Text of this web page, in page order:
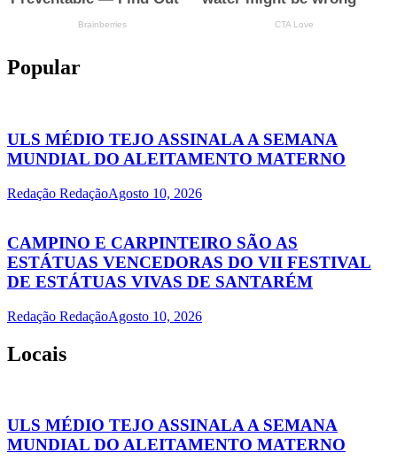
Popular
ULS MÉDIO TEJO ASSINALA A SEMANA
MUNDIAL DO ALEITAMENTO MATERNO
Redação RedaçãoAgosto 10, 2026
CAMPINO E CARPINTEIRO SÃO AS
ESTÁTUAS VENCEDORAS DO VII FESTIVAL
DE ESTÁTUAS VIVAS DE SANTARÉM
Redação RedaçãoAgosto 10, 2026
Locais
ULS MÉDIO TEJO ASSINALA A SEMANA
MUNDIAL DO ALEITAMENTO MATERNO